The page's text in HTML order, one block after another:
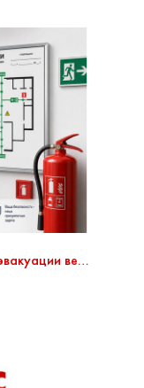
Скидка 9% на изготовление планов эвакуации весь май